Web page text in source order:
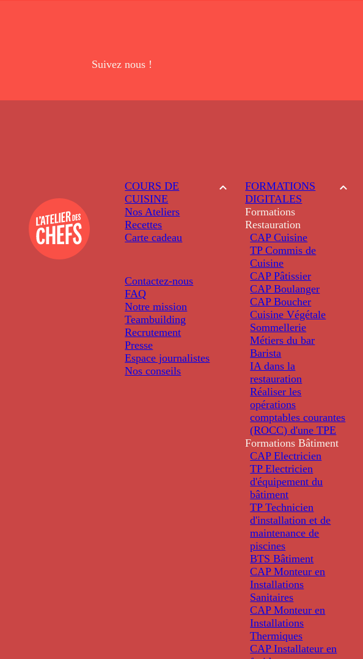
Suivez nous !
COURS DE
CUISINE
Nos Ateliers
Recettes
Carte cadeau
Contactez-nous
FAQ
Notre mission
Teambuilding
Recrutement
Presse
Espace journalistes
Nos conseils
FORMATIONS
DIGITALES
Formations
Restauration
CAP Cuisine
TP Commis de
Cuisine
CAP Pâtissier
CAP Boulanger
CAP Boucher
Cuisine Végétale
Sommellerie
Métiers du bar
Barista
IA dans la
restauration
Réaliser les
opérations
comptables courantes
(ROCC) d'une TPE
Formations Bâtiment
CAP Electricien
TP Electricien
d'équipement du
bâtiment
TP Technicien
d'installation et de
maintenance de
piscines
BTS Bâtiment
CAP Monteur en
Installations
Sanitaires
CAP Monteur en
Installations
Thermiques
CAP Installateur en